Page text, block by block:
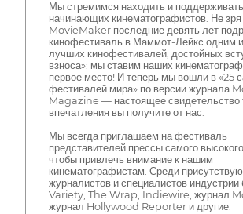
Мы стремимся находить и поддерживать
начинающих кинематографистов. Не
MovieMaker последние девять лет
кинофестиваль в Маммот-Лейкс одним
лучших кинофестивалей, достойных
взноса»: мы ставим наших
первое место! И теперь мы вошли в «25
фестивалей мира» по версии журнала
Magazine — настоящее свидетельство
впечатления вы получите от нас.
Мы всегда приглашаем на фестиваль
представителей прессы самого
чтобы привлечь внимание к нашим
кинематографистам. Среди
журналистов и специалистов индустрии
Variety, The Wrap, Indiewire, журнал
журнал Hollywood Reporter и другие.